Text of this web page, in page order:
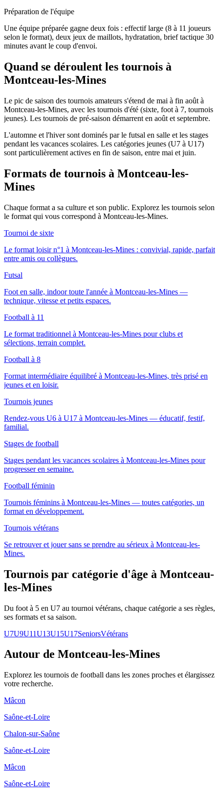
Préparation de l'équipe
Une équipe préparée gagne deux fois : effectif large (8 à 11 joueurs
selon le format), deux jeux de maillots, hydratation, brief tactique 30
minutes avant le coup d'envoi.
Quand se déroulent les tournois à
Montceau-les-Mines
Le pic de saison des tournois amateurs s'étend de mai à fin août à
Montceau-les-Mines, avec les tournois d'été (sixte, foot à 7, tournois
jeunes). Les tournois de pré-saison démarrent en août et septembre.
L'automne et l'hiver sont dominés par le futsal en salle et les stages
pendant les vacances scolaires. Les catégories jeunes (U7 à U17)
sont particulièrement actives en fin de saison, entre mai et juin.
Formats de tournois à Montceau-les-
Mines
Chaque format a sa culture et son public. Explorez les tournois selon
le format qui vous correspond à Montceau-les-Mines.
Tournoi de sixte
Le format loisir n°1 à Montceau-les-Mines : convivial, rapide, parfait
entre amis ou collègues.
Futsal
Foot en salle, indoor toute l'année à Montceau-les-Mines —
technique, vitesse et petits espaces.
Football à 11
Le format traditionnel à Montceau-les-Mines pour clubs et
sélections, terrain complet.
Football à 8
Format intermédiaire équilibré à Montceau-les-Mines, très prisé en
jeunes et en loisir.
Tournois jeunes
Rendez-vous U6 à U17 à Montceau-les-Mines — éducatif, festif,
familial.
Stages de football
Stages pendant les vacances scolaires à Montceau-les-Mines pour
progresser en semaine.
Football féminin
Tournois féminins à Montceau-les-Mines — toutes catégories, un
format en développement.
Tournois vétérans
Se retrouver et jouer sans se prendre au sérieux à Montceau-les-
Mines.
Tournois par catégorie d'âge à Montceau-
les-Mines
Du foot à 5 en U7 au tournoi vétérans, chaque catégorie a ses règles,
ses formats et sa saison.
U7U9U11U13U15U17SeniorsVétérans
Autour de Montceau-les-Mines
Explorez les tournois de football dans les zones proches et élargissez
votre recherche.
Mâcon
Saône-et-Loire
Chalon-sur-Saône
Saône-et-Loire
Mâcon
Saône-et-Loire